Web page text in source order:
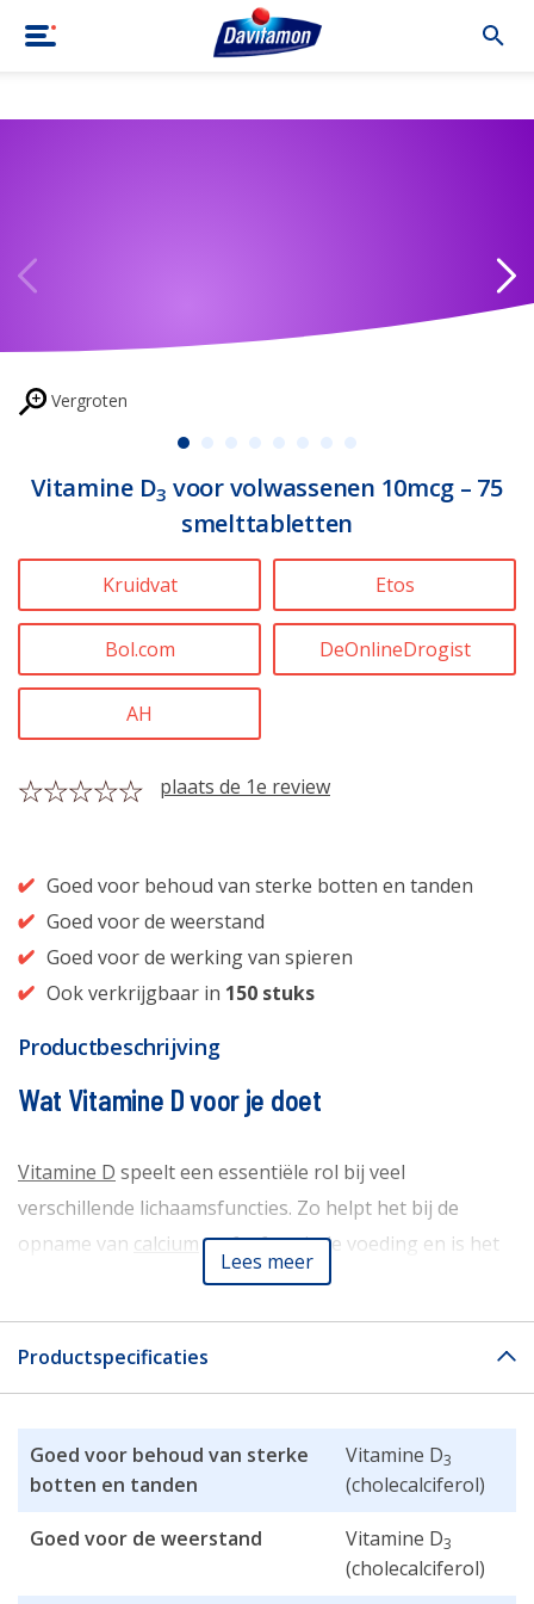
Vergroten
Vitamine D3 voor volwassenen 10mcg – 75
smelttabletten
Kruidvat Etos
Bol.com DeOnlineDrogist
AH
plaats de 1e review
Goed voor behoud van sterke botten en tanden
Goed voor de weerstand
Goed voor de werking van spieren
Ook verkrijgbaar in 150 stuks
Productbeschrijving
Wat Vitamine D voor je doet
Vitamine D speelt een essentiële rol bij veel
verschillende lichaamsfuncties. Zo helpt het bij de
opname van calciumenfosforuit de voeding en is het
goed voor de behoud van sterkebotten
is vitamine D goed voor de werking van despierenen
zorgt het mede voor een goede weerstand.
Wist je dat vitamine D één van de weinige vitamines is
die het lichaam zelf kan aanmaken? Zodra je huid in
aanraking komt met de zon maakt je lichaam vitamine
D aan.
Zonlicht is de belangrijkste bron van vitamine D. Slechts
Lees meer
Productspecificaties
Goed voor behoud van sterke
botten en tanden
Vitamine D3
(cholecalciferol)
Goed voor de weerstand Vitamine D3
(cholecalciferol)